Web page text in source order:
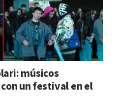
músicos
un festival en el